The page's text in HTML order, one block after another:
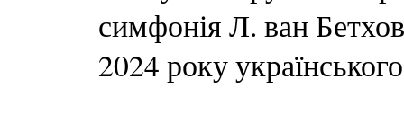
симфонія Л. ван
2024 року